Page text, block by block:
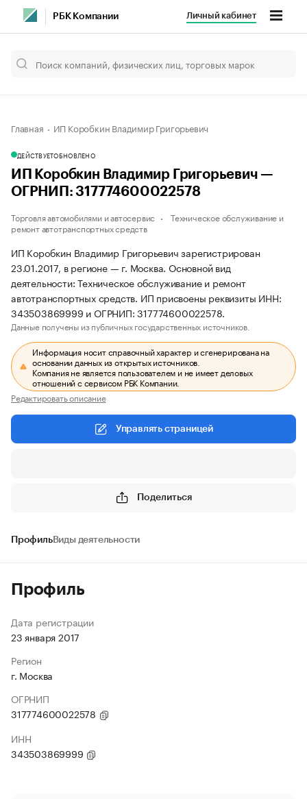
РБК Компании Личный кабинет
Главная ИП Коробкин Владимир Григорьевич
ДЕЙСТВУЕТОБНОВЛЕНО
ИП Коробкин Владимир Григорьевич —
ОГРНИП: 317774600022578
Торговля автомобилями и автосервис
Техническое обслуживание и
ремонт автотранспортных средств
ИП Коробкин Владимир Григорьевич зарегистрирован
23.01.2017, в регионе — г. Москва. Основной вид
деятельности: Техническое обслуживание и ремонт
автотранспортных средств. ИП присвоены реквизиты ИНН:
343503869999 и ОГРНИП: 317774600022578.
Данные получены из публичных государственных источников.
Информация носит справочный характер и сгенерирована на
основании данных из открытых источников.
Компания не является пользователем и не имеет деловых
отношений с сервисом РБК Компании.
Редактировать описание
Управлять страницей
Поделиться
ПрофильВиды деятельности
Профиль
Дата регистрации
23 января 2017
Регион
г. Москва
ОГРНИП
317774600022578
ИНН
343503869999